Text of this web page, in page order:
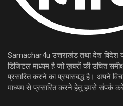
Samachar4u उत्तराखंड तथा देश विदेश
डिजिटल माध्यम है जो ख़बरों की उचित
प्रसारित करने का प्रयासबद्ध है। अपने
माध्यम से प्रसारित करने हेतु हमसे संपर्क